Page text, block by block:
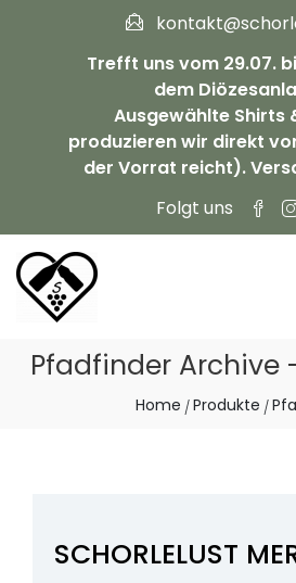
Trefft uns vom 29.07.
dem
Ausgewählte Shirts
produzieren wir direkt
der Vorrat reicht).
Folgt uns
Pfadfinder Archive
Home Produkte
SCHORLELUST